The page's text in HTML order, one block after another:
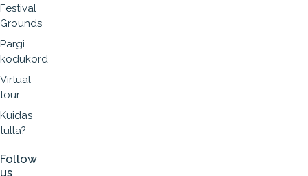
Festival
Grounds
Pargi
kodukord
Virtual
tour
Kuidas
tulla?
Follow
us